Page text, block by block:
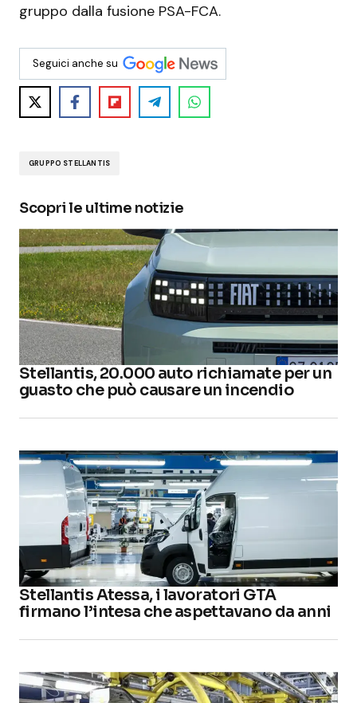
gruppo dalla fusione PSA-FCA.
Seguici anche su
GRUPPO STELLANTIS
Scopri le ultime notizie
Stellantis, 20.000 auto richiamate per un
guasto che può causare un incendio
Stellantis Atessa, i lavoratori GTA
firmano l’intesa che aspettavano da anni